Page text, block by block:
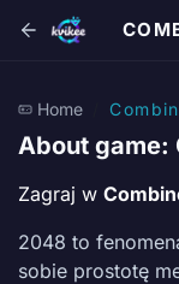
Home
About game:
Zagraj w
2048 to
sobie prostotę